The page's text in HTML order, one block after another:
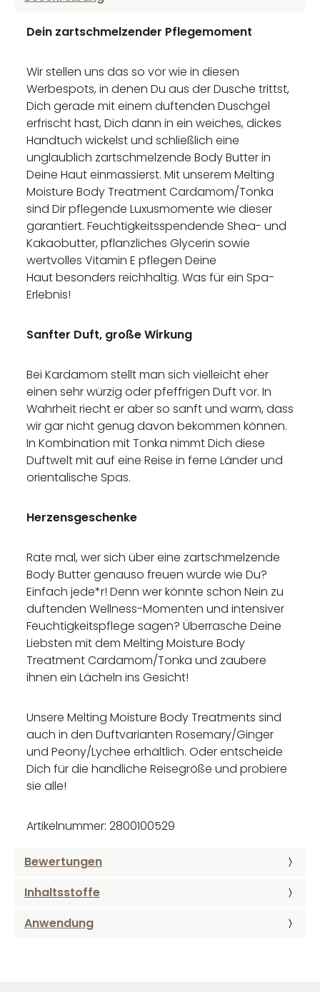
Dein zartschmelzender Pflegemoment
Wir stellen uns das so vor wie in diesen
Werbespots, in denen Du aus der Dusche trittst,
Dich gerade mit einem duftenden Duschgel
erfrischt hast, Dich dann in ein weiches, dickes
Handtuch wickelst und schließlich eine
unglaublich zartschmelzende Body Butter in
Deine Haut einmassierst. Mit unserem Melting
Moisture Body Treatment Cardamom/Tonka
sind Dir pflegende Luxusmomente wie dieser
garantiert. Feuchtigkeitsspendende Shea- und
Kakaobutter, pflanzliches Glycerin sowie
wertvolles Vitamin E pflegen Deine
Haut besonders reichhaltig​. Was für ein Spa-
Erlebnis!
Sanfter Duft, große Wirkung
Bei Kardamom stellt man sich vielleicht eher
einen sehr würzig oder pfeffrigen Duft vor. In
Wahrheit riecht er aber so sanft und warm, dass
wir gar nicht genug davon bekommen können.
In Kombination mit Tonka nimmt Dich diese
Duftwelt mit auf eine Reise in ferne Länder und
orientalische Spas.
Herzensgeschenke
Rate mal, wer sich über eine zartschmelzende
Body Butter genauso freuen würde wie Du?
Einfach jede*r! Denn wer könnte schon Nein zu
duftenden Wellness-Momenten und intensiver
Feuchtigkeitspflege sagen? Überrasche Deine
Liebsten mit dem Melting Moisture Body
Treatment Cardamom/Tonka und zaubere
ihnen ein Lächeln ins Gesicht!
Unsere Melting Moisture Body Treatments sind
auch in den Duftvarianten Rosemary/Ginger
und Peony/Lychee erhältlich. Oder entscheide
Dich für die handliche Reisegröße und probiere
sie alle!
Artikelnummer: 2800100529
Bewertungen
Inhaltsstoffe
Anwendung